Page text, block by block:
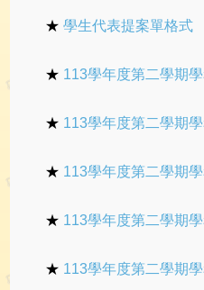
★學生代表提案單格式
★ 113學年度第二學期
★ 113學年度第二學期
★ 113學年度第二學期
★ 113學年度第二學期
★ 113學年度第二學期